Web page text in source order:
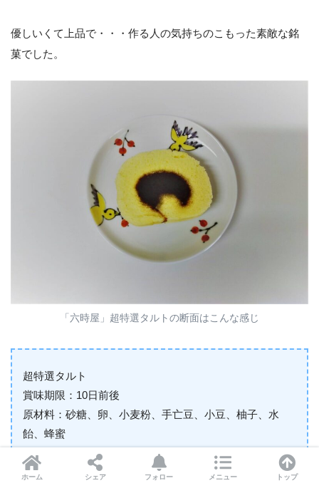
優しいくて上品で・・・作る人の気持ちのこもった素敵な銘
菓でした。
「六時屋」超特選タルトの断面はこんな感じ
超特選タルト
賞味期限：10日前後
原材料：砂糖、卵、小麦粉、手亡豆、小豆、柚子、水
飴、蜂蜜
（大）12切スライス ￥2,268
（小）12切スライス ￥1,188
ホーム シェア フォロー メニュー トップ